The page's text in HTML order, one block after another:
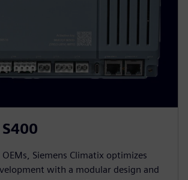
Siemens Climatix optimizes
with a modular design and